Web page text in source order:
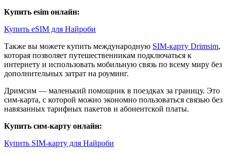
Купить esim онлайн:
Купить eSIM для Найроби
Также вы можете купить международную SIM-карту Drimsim,
которая позволяет путешественникам подключаться к
интернету и использовать мобильную связь по всему миру без
дополнительных затрат на роуминг.
Дримсим — маленький помощник в поездках за границу. Это
сим-карта, с которой можно экономно пользоваться связью без
навязанных тарифных пакетов и абонентской платы.
Купить сим-карту онлайн:
Купить SIM-карту для Найроби